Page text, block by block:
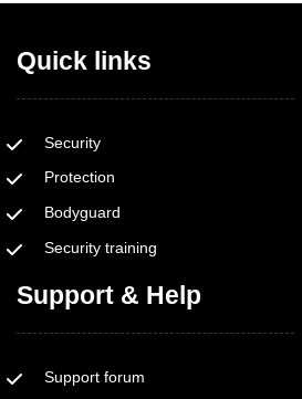
Quick links
Security
Protection
Bodyguard
Security training
Support & Help
Support forum